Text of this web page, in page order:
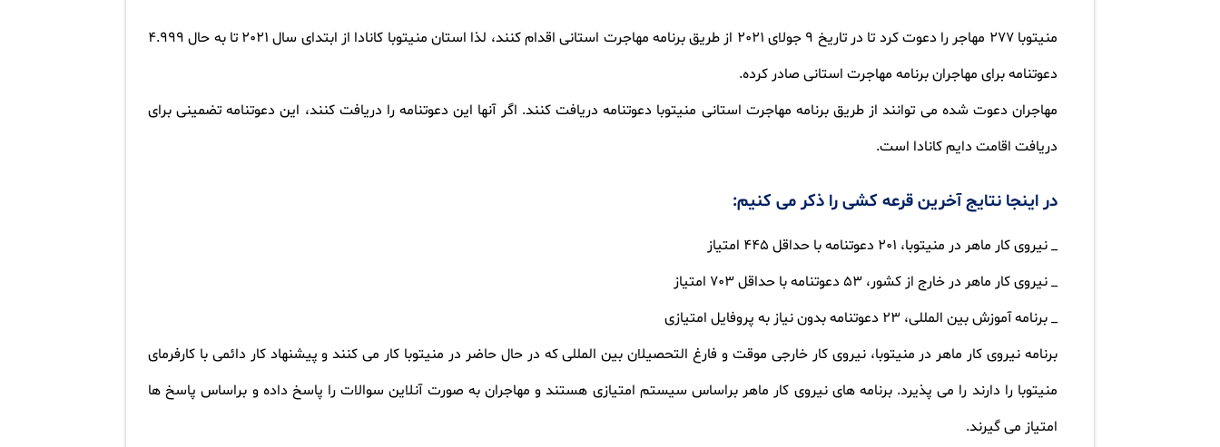
منیتوبا 277 مهاجر را دعوت کرد تا در تاریخ 9 جولای 2021 از طریق برنامه مهاجرت استانی اقدام کنند، لذا استان منیتوبا کانادا از ابتدای سال 2021 تا به حال 4.999
دعوتنامه برای مهاجران برنامه مهاجرت استانی صادر کرده.
مهاجران دعوت شده می توانند از طریق برنامه مهاجرت استانی منیتوبا دعوتنامه دریافت کنند. اگر آنها این دعوتنامه را دریافت کنند، این دعوتنامه تضمینی برای
دریافت اقامت دایم کانادا است.
در اینجا نتایج آخرین قرعه کشی را ذکر می کنیم:
_ نیروی کار ماهر در منیتوبا، 201 دعوتنامه با حداقل 445 امتیاز
_ نیروی کار ماهر در خارج از کشور، 53 دعوتنامه با حداقل 703 امتیاز
_ برنامه آموزش بین المللی، 23 دعوتنامه بدون نیاز به پروفایل امتیازی
برنامه نیروی کار ماهر در منیتوبا، نیروی کار خارجی موقت و فارغ التحصیلان بین المللی که در حال حاضر در منیتوبا کار می کنند و پیشنهاد کار دائمی با کارفرمای
منیتوبا را دارند را می پذیرد. برنامه های نیروی کار ماهر براساس سیستم امتیازی هستند و مهاجران به صورت آنلاین سوالات را پاسخ داده و براساس پاسخ ها
امتیاز می گیرند.